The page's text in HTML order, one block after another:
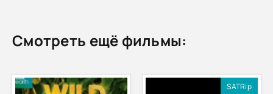
Смотреть ещё фильмы:
SATRip